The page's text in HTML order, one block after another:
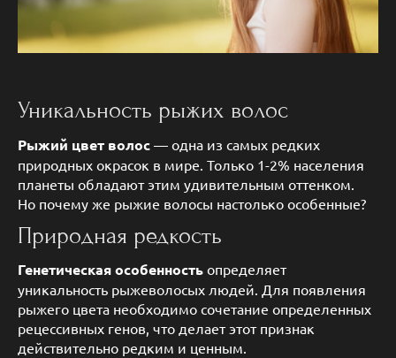
Уникальность рыжих волос
Рыжий цвет волос — одна из самых редких
природных окрасок в мире. Только 1-2% населения
планеты обладают этим удивительным оттенком.
Но почему же рыжие волосы настолько особенные?
Природная редкость
Генетическая особенность определяет
уникальность рыжеволосых людей. Для появления
рыжего цвета необходимо сочетание определенных
рецессивных генов, что делает этот признак
действительно редким и ценным.